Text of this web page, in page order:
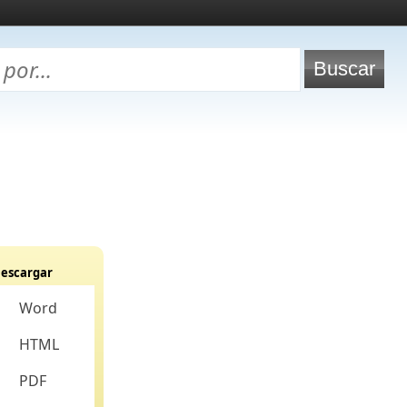
Word
HTML
PDF